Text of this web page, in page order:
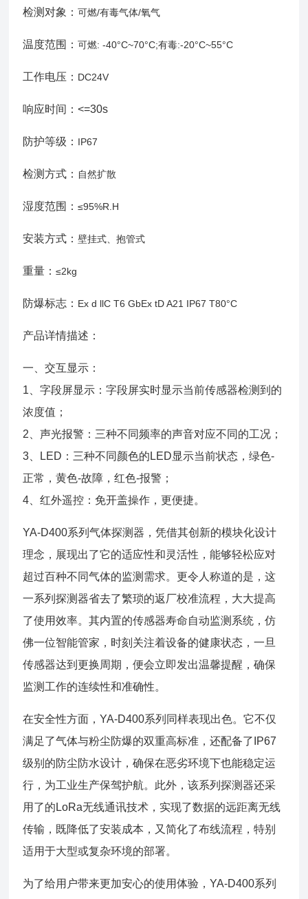
检测对象：可燃/有毒气体/氧气
温度范围：可燃: -40°C~70°C;有毒:-20°C~55°C
工作电压： DC24V
响应时间：<=30s
防护等级： IP67
检测方式： 自然扩散
湿度范围：≤95%R.H
安装方式：壁挂式、抱管式
重量：≤2kg
防爆标志： Ex d llC T6 GbEx tD A21 IP67 T80°C
产品详情描述：
一、交互显示：
1、字段屏显示：字段屏实时显示当前传感器检测到的
浓度值；
2、声光报警：三种不同频率的声音对应不同的工况；
3、LED：三种不同颜色的LED显示当前状态，绿色-
正常，黄色-故障，红色-报警；
4、红外遥控：免开盖操作，更便捷。
YA-D400系列气体探测器，凭借其创新的模块化设计
理念，展现出了它的适应性和灵活性，能够轻松应对
超过百种不同气体的监测需求。更令人称道的是，这
一系列探测器省去了繁琐的返厂校准流程，大大提高
了使用效率。其内置的传感器寿命自动监测系统，仿
佛一位智能管家，时刻关注着设备的健康状态，一旦
传感器达到更换周期，便会立即发出温馨提醒，确保
监测工作的连续性和准确性。
在安全性方面，YA-D400系列同样表现出色。它不仅
满足了气体与粉尘防爆的双重高标准，还配备了IP67
级别的防尘防水设计，确保在恶劣环境下也能稳定运
行，为工业生产保驾护航。此外，该系列探测器还采
用了的LoRa无线通讯技术，实现了数据的远距离无线
传输，既降低了安装成本，又简化了布线流程，特别
适用于大型或复杂环境的部署。
为了给用户带来更加安心的使用体验，YA-D400系列